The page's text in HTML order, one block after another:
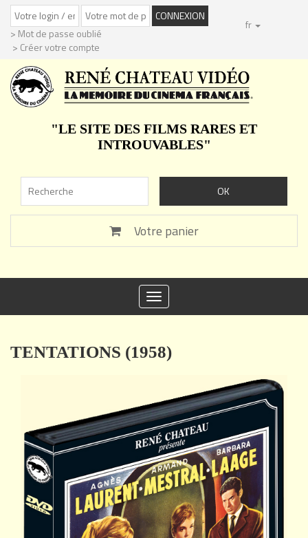
> Mot de passe oublié
> Créer votre compte
fr
"LE SITE DES FILMS RARES ET
INTROUVABLES"
Votre panier
Toggle
navigation
TENTATIONS (1958)